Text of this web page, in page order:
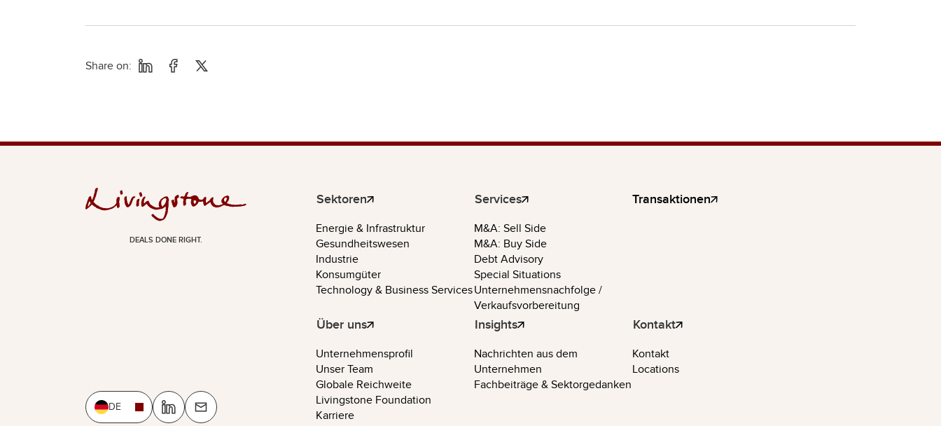
Share on:
DEALS DONE RIGHT.
DE
Sektoren
Energie & Infrastruktur
Gesundheitswesen
Industrie
Konsumgüter
Technology & Business Services
Services
M&A: Sell Side
M&A: Buy Side
Debt Advisory
Special Situations
Unternehmensnachfolge /
Verkaufsvorbereitung
Transaktionen
Über uns
Unternehmensprofil
Unser Team
Globale Reichweite
Livingstone Foundation
Karriere
Insights
Nachrichten aus dem
Unternehmen
Fachbeiträge & Sektorgedanken
Kontakt
Kontakt
Locations